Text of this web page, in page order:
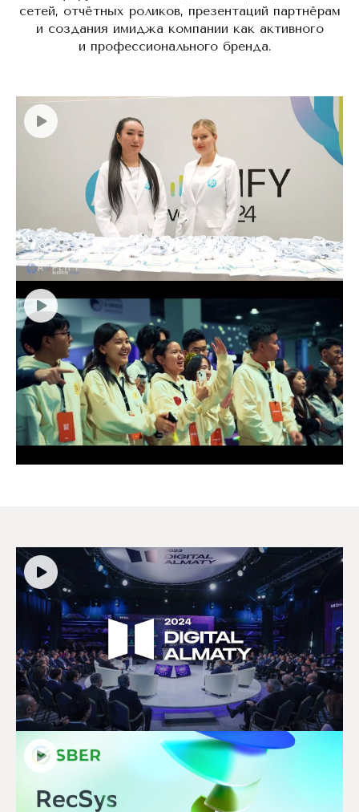
сетей, отчётных роликов, презентаций партнёрам
и создания имиджа компании как активного
и профессионального бренда.